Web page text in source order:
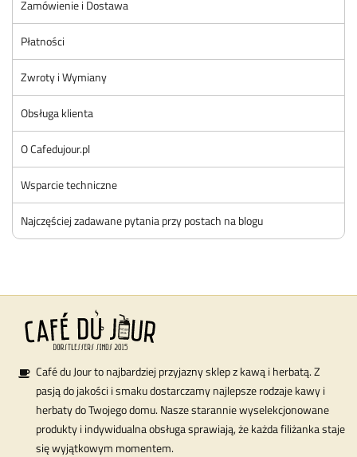
Zamówienie i Dostawa
Płatności
Zwroty i Wymiany
Obsługa klienta
O Cafedujour.pl
Wsparcie techniczne
Najczęściej zadawane pytania przy postach na blogu
Café du Jour to najbardziej przyjazny sklep z kawą i herbatą. Z
pasją do jakości i smaku dostarczamy najlepsze rodzaje kawy i
herbaty do Twojego domu. Nasze starannie wyselekcjonowane
produkty i indywidualna obsługa sprawiają, że każda filiżanka staje
się wyjątkowym momentem.